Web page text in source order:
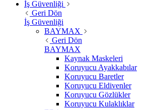
İş Güvenliği
Geri Dön
İş Güvenliği
BAYMAX
Geri Dön
BAYMAX
Kaynak Maskeleri
Koruyucu Ayakkabılar
Koruyucu Baretler
Koruyucu Eldivenler
Koruyucu Gözlükler
Koruyucu Kulaklıklar